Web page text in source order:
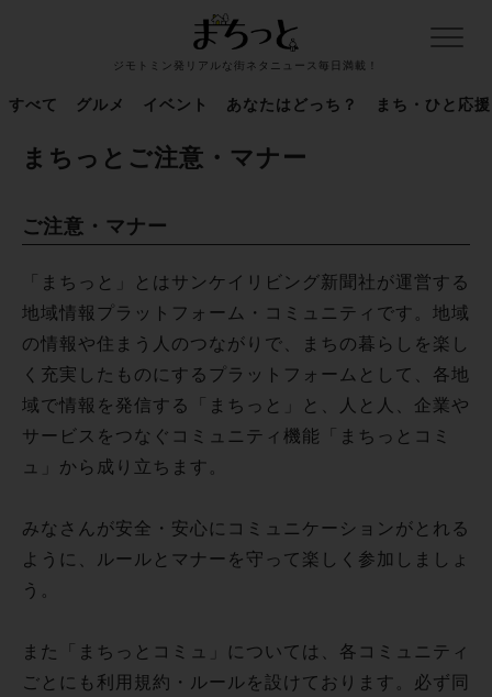
ジモトミン発リアルな街ネタニュース毎日満載！
すべて グルメ イベント あなたはどっち？ まち・ひと応援
まちっとご注意・マナー
ご注意・マナー
「まちっと」とはサンケイリビング新聞社が運営する
地域情報プラットフォーム・コミュニティです。地域
の情報や住まう人のつながりで、まちの暮らしを楽し
く充実したものにするプラットフォームとして、各地
域で情報を発信する「まちっと」と、人と人、企業や
サービスをつなぐコミュニティ機能「まちっとコミ
ュ」から成り立ちます。
みなさんが安全・安心にコミュニケーションがとれる
ように、ルールとマナーを守って楽しく参加しましょ
う。
また「まちっとコミュ」については、各コミュニティ
ごとにも利用規約・ルールを設けております。必ず同